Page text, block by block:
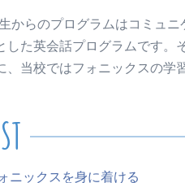
からのプログラムはコミュ
した英会話プログラムです。
当校ではフォニックスの学
ニックスを身に着ける